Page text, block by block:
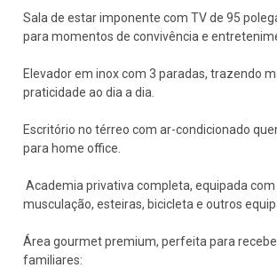
Sala de estar imponente com TV de 95
para momentos de convivência e
Elevador em inox com 3 paradas, trazendo
praticidade ao dia a dia.
Escritório no térreo com ar-condicionado
para home office.
Academia privativa completa, equipada
musculação, esteiras, bicicleta e outros
Área gourmet premium, perfeita para
familiares: